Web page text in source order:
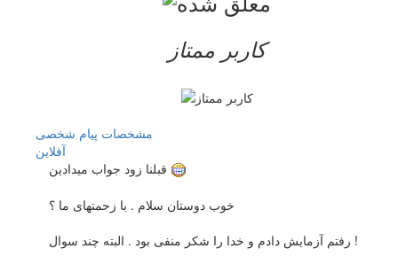
کاربر ممتاز
مشخصات پیام شخصی
آفلاين
خوب دوستان سلام . با زحمتهای ما ؟
رفتم آزمایش دادم و خدا را شکر منفی بود . البته چند سوال !